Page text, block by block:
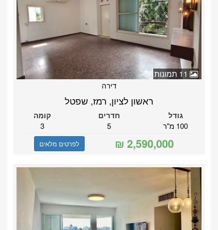
דירה
ראשון לציון, רמז, שפטל
גודל
100 מ"ר
חדרים
5
קומה
3
לפרטים מלאים